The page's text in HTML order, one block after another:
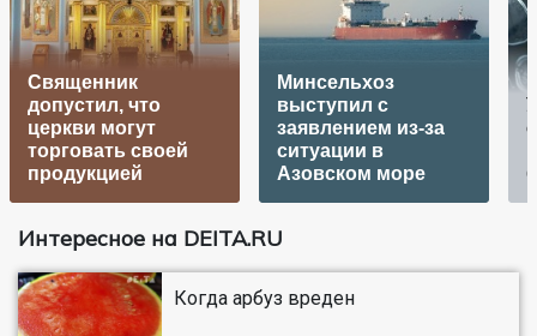
Священник
допустил, что
церкви могут
торговать своей
продукцией
Минсельхоз
выступил с
заявлением из-за
ситуации в
Азовском море
Интересное на DEITA.RU
Когда арбуз вреден